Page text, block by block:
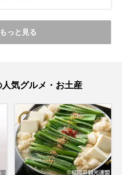
もっと見る
気グルメ・お土産